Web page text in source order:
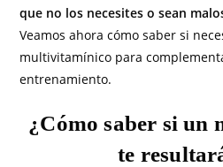
que no los necesites o sean
Veamos ahora cómo saber si
multivitamínico para
entrenamiento.
¿Cómo saber si
te